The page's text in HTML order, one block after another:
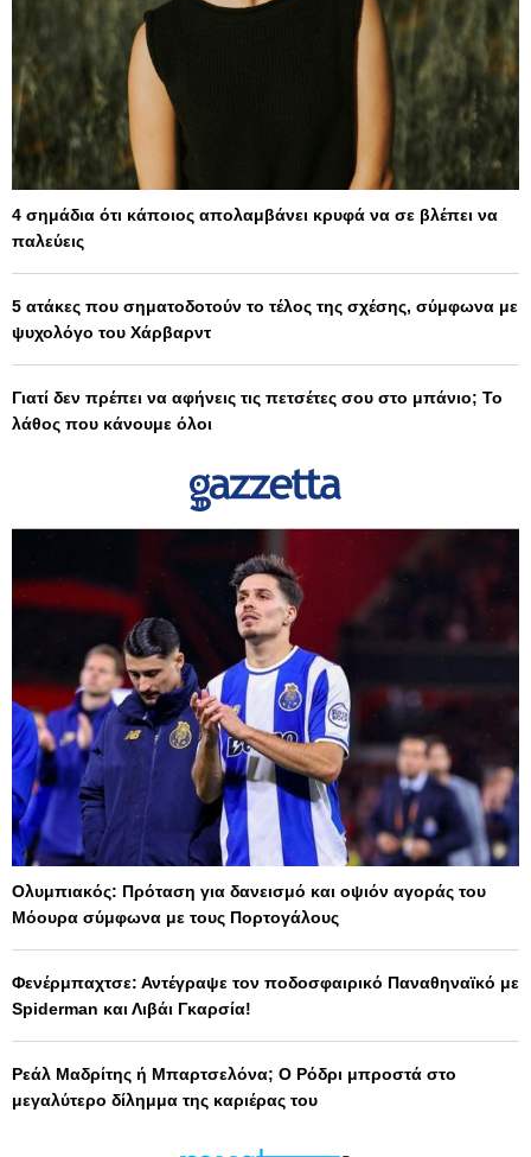
4 σημάδια ότι κάποιος απολαμβάνει κρυφά να σε βλέπει να
παλεύεις
5 ατάκες που σηματοδοτούν το τέλος της σχέσης, σύμφωνα με
ψυχολόγο του Χάρβαρντ
Γιατί δεν πρέπει να αφήνεις τις πετσέτες σου στο μπάνιο; Το
λάθος που κάνουμε όλοι
Ολυμπιακός: Πρόταση για δανεισμό και οψιόν αγοράς του
Μόουρα σύμφωνα με τους Πορτογάλους
Φενέρμπαχτσε: Αντέγραψε τον ποδοσφαιρικό Παναθηναϊκό με
Spiderman και Λιβάι Γκαρσία!
Ρεάλ Μαδρίτης ή Μπαρτσελόνα; Ο Ρόδρι μπροστά στο
μεγαλύτερο δίλημμα της καριέρας του